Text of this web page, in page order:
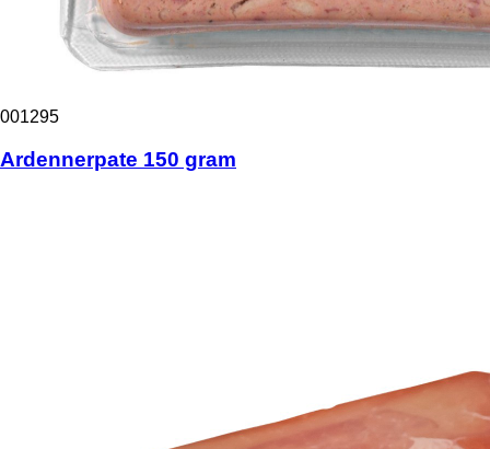
001295
Ardennerpate 150 gram